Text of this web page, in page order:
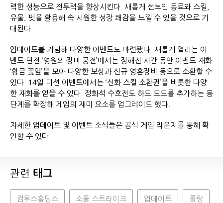
력한 성능으로 전투력을 향상시킨다. 새롭게 선보인 동료와 스킬,
유물, 펫을 활용해 속 시원한 성장 쾌감을 느낄 수 있을 것으로 기
대된다.
업데이트를 기념해 다양한 이벤트도 마련됐다. 새롭게 열리는 이
벤트 던전 ‘영원의 장미 궁전’에서는 정해진 시간 동안 이벤트 재화
‘황금 꽃잎’을 모아 다양한 보상과 신규 영혼장비 등으로 소환할 수
있다. 14일 미션 이벤트에서는 ‘신화 스킬 소환권’을 비롯한 다양
한 재화를 얻을 수 있다. 정화석 수호전도 하드 모드를 추가하는 등
단계를 확장해 게임의 재미 요소를 업그레이드 했다.
자세한 업데이트 및 이벤트 소식들은 공식 게임 라운지를 통해 확
인할 수 있다.
관련 태그
컴투스홀딩스 소울 스트라이크 업데이트 롤랑